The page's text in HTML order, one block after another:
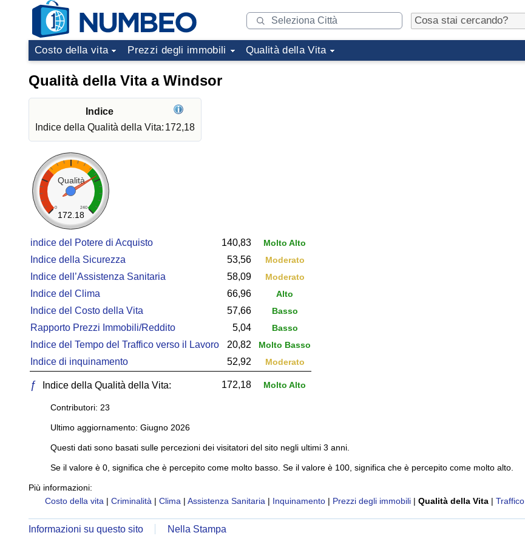
Costo della vita Prezzi degli immobili Qualità della Vita
Qualità della Vita a Windsor
Indice
Indice della Qualità della Vita: 172,18
Qualità
0 240
172.18
indice del Potere di Acquisto 140,83 Molto Alto
Indice della Sicurezza 53,56 Moderato
Indice dell’Assistenza Sanitaria 58,09 Moderato
Indice del Clima 66,96 Alto
Indice del Costo della Vita 57,66 Basso
Rapporto Prezzi Immobili/Reddito 5,04 Basso
Indice del Tempo del Traffico verso il Lavoro 20,82 Molto Basso
Indice di inquinamento 52,92 Moderato
ƒ Indice della Qualità della Vita: 172,18 Molto Alto
Contributori: 23
Ultimo aggiornamento: Giugno 2026
Questi dati sono basati sulle percezioni dei visitatori del sito negli ultimi 3 anni.
Se il valore è 0, significa che è percepito come molto basso. Se il valore è 100, significa che è percepito come molto alto.
Più informazioni:
Costo della vita | Criminalità | Clima | Assistenza Sanitaria | Inquinamento | Prezzi degli immobili | Qualità della Vita | Traffico
Informazioni su questo sito Nella Stampa